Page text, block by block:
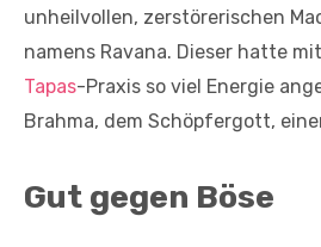
unheilvollen, zerstörerischen
namens Ravana. Dieser hatte
Tapas-Praxis so viel Energie
Brahma, dem Schöpfergott,
Gut gegen Böse